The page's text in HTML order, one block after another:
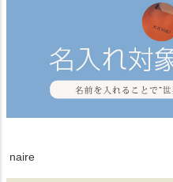
naire